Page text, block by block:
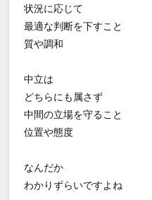
状況に応じて
最適な判断を下すこと
質や調和
中立は
どちらにも属さず
中間の立場を守ること
位置や態度
なんだか
わかりずらいですよね